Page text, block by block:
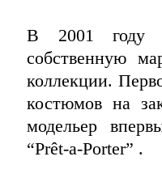
В 2001 году
собственную
коллекции.
костюмов на
модельер
“Prêt-a-Porter” .